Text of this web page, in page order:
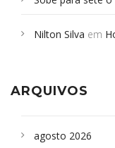
Nilton Silva em
ARQUIVOS
agosto 2026